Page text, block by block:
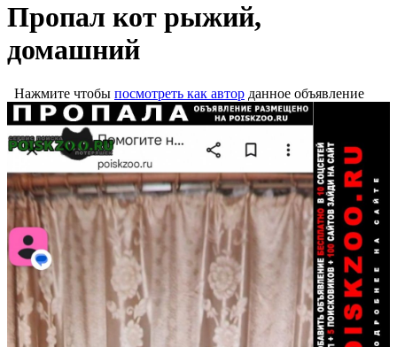
Пропал кот рыжий,
домашний
Нажмите чтобы посмотреть как автор данное объявление